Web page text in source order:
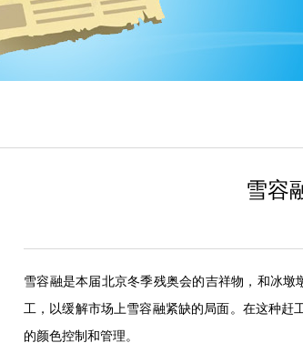
雪容
雪容融是本届北京冬季残奥会的吉祥物，和冰
工，以缓解市场上雪容融紧缺的局面。在这种
的颜色控制和管理。